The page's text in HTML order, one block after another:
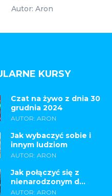
Autor: Aron
KURSY
Czat na żywo z dnia 30
grudnia 2024
AUTOR: ARON
Jak wybaczyć sobie i
innym ludziom
AUTOR: ARON
Jak połączyć się z
nienarodzonym d...
AUTOR: ARON